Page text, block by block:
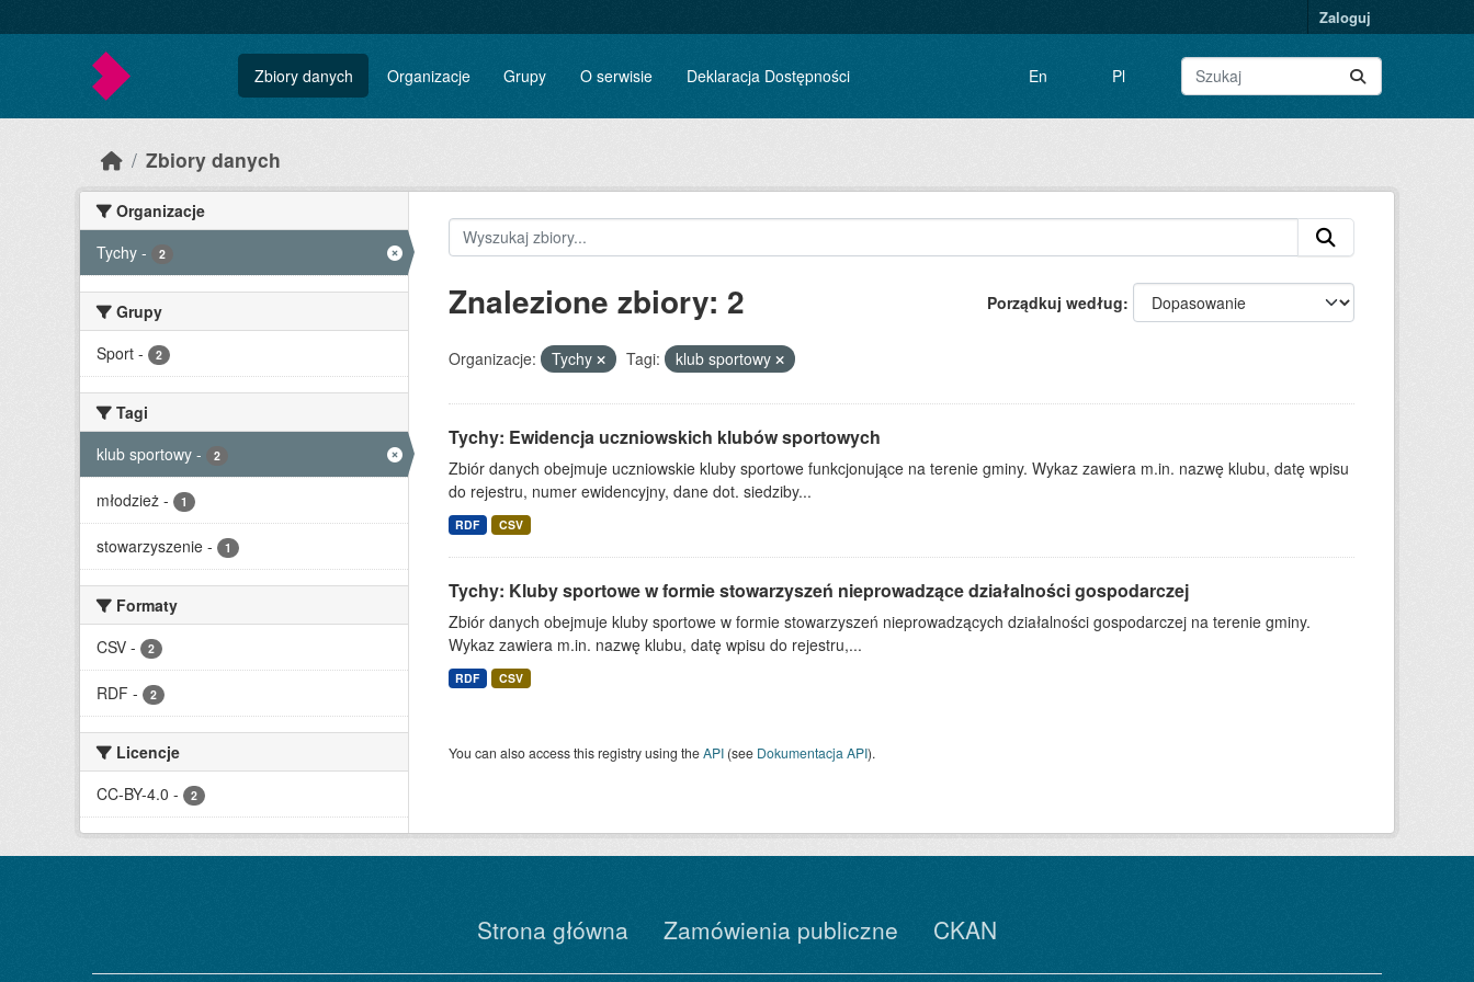
Zaloguj
Zbiory danych Organizacje Grupy O serwisie Deklaracja Dostępności En Pl
Zbiory danych
Organizacje
Tychy - 2
Grupy
Sport - 2
Tagi
klub sportowy - 2
młodzież - 1
stowarzyszenie - 1
Formaty
CSV - 2
RDF - 2
Licencje
CC-BY-4.0 - 2
Porządkuj według
Znalezione zbiory: 2
Organizacje: Tychy Tagi: klub sportowy
Tychy: Ewidencja uczniowskich klubów sportowych
Zbiór danych obejmuje uczniowskie kluby sportowe funkcjonujące na terenie gminy. Wykaz zawiera m.in. nazwę klubu, datę wpisu
do rejestru, numer ewidencyjny, dane dot. siedziby...
RDF CSV
Tychy: Kluby sportowe w formie stowarzyszeń nieprowadzące działalności gospodarczej
Zbiór danych obejmuje kluby sportowe w formie stowarzyszeń nieprowadzących działalności gospodarczej na terenie gminy.
Wykaz zawiera m.in. nazwę klubu, datę wpisu do rejestru,...
RDF CSV
You can also access this registry using theAPI(see Dokumentacja API).
Strona główna Zamówienia publiczne CKAN